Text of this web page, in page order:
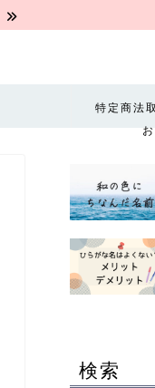
特定商法
検索